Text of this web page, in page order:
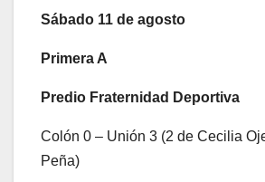
Sábado 11 de agosto
Primera A
Predio Fraternidad Deportiva
Colón 0 – Unión 3 (2 de Cecilia
Peña)